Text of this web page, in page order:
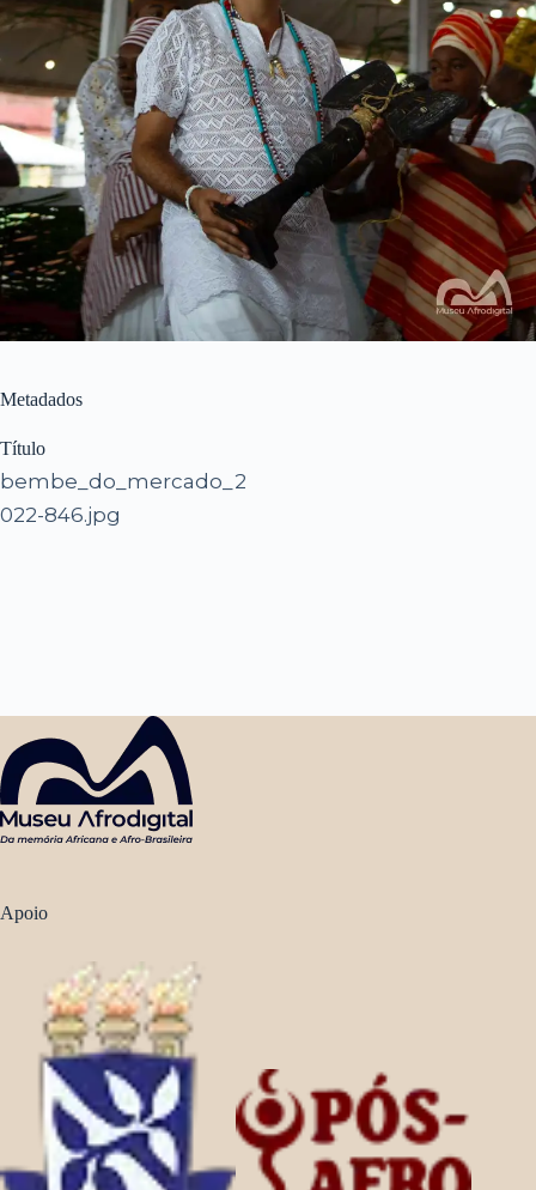
Metadados
Título
bembe_do_mercado_2
022-846.jpg
Apoio